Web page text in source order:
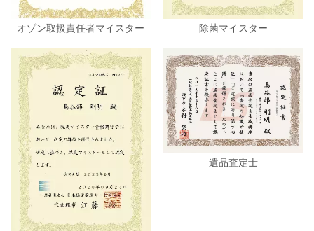
オゾン取扱責任者マイスター 除菌マイスター
遺品査定士